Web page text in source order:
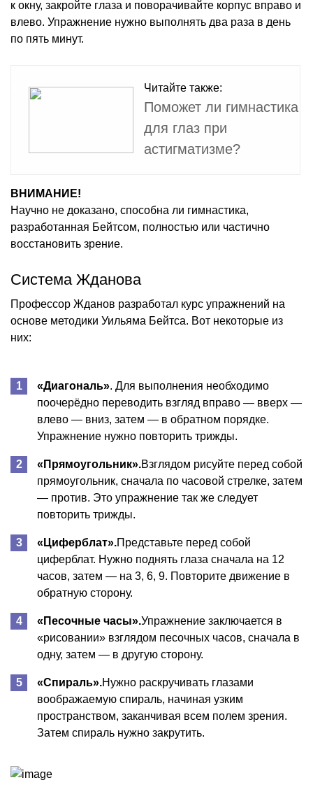
к окну, закройте глаза и поворачивайте корпус вправо и
влево. Упражнение нужно выполнять два раза в день
по пять минут.
Читайте также:
Поможет ли гимнастика
для глаз при
астигматизме?
ВНИМАНИЕ!
Научно не доказано, способна ли гимнастика,
разработанная Бейтсом, полностью или частично
восстановить зрение.
Система Жданова
Профессор Жданов разработал курс упражнений на
основе методики Уильяма Бейтса. Вот некоторые из
них:
«Диагональ». Для выполнения необходимо
поочерёдно переводить взгляд вправо — вверх —
влево — вниз, затем — в обратном порядке.
Упражнение нужно повторить трижды.
«Прямоугольник».Взглядом рисуйте перед собой
прямоугольник, сначала по часовой стрелке, затем
— против. Это упражнение так же следует
повторить трижды.
«Циферблат».Представьте перед собой
циферблат. Нужно поднять глаза сначала на 12
часов, затем — на 3, 6, 9. Повторите движение в
обратную сторону.
«Песочные часы».Упражнение заключается в
«рисовании» взглядом песочных часов, сначала в
одну, затем — в другую сторону.
«Спираль».Нужно раскручивать глазами
воображаемую спираль, начиная узким
пространством, заканчивая всем полем зрения.
Затем спираль нужно закрутить.